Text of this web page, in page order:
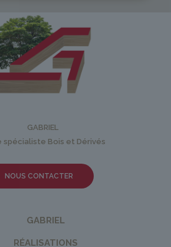
GABRIEL
spécialiste Bois et Dérivés
NOUS CONTACTER
GABRIEL
RÉALISATIONS